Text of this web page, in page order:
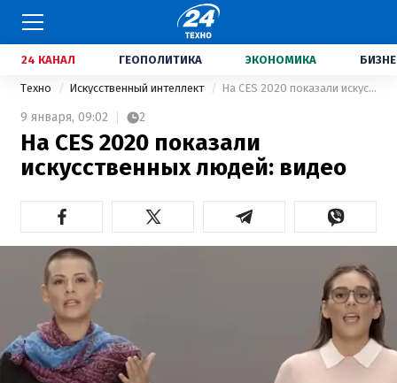
24 КАНАЛ ГЕОПОЛИТИКА ЭКОНОМИКА
Техно Искусственный интеллект На CES 2020 показали искусственных людей: видео
9 января, 09:02 2
На CES 2020 показали
искусственных людей: видео